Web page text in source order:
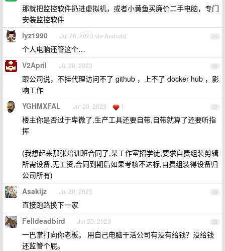
那就把监控软件扔进虚拟机，或者小黄鱼买廉价二手电脑，专门
安装监控软件
25
lyz1990 Jul 20, 2023 via Android
个人电脑还管这个…
26
V2April Jul 20, 2023
跟公司说，不挂代理访问不了 github ，上不了 docker hub ，影
响工作
27
YGHMXFAL Jul 20, 2023 1
楼主你是否过于卑微了,生产工具还要自带,自带就算了还要听指
挥
(我想起来那张培训班合同了,某工作室招学徒,要求自费组装剪辑
所需设备,无工资,合同到期后如果考核不达标,自费组装得设备归
公司所有)
28
Asakijz Jul 20, 2023
直接跑路换下一家
29
Felldeadbird Jul 20, 2023
一巴掌打向你老板。 用自己电脑干活公司有没有给钱？没给钱
还监管个屁。